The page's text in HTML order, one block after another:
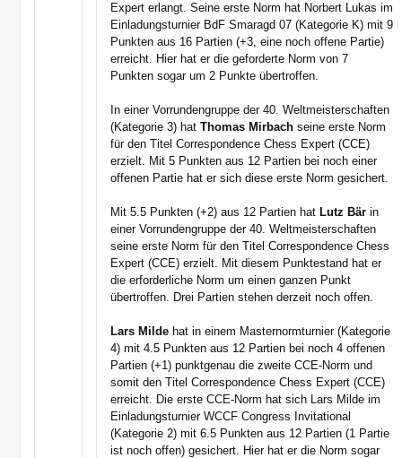
Expert erlangt. Seine erste Norm hat Norbert Lukas im
Einladungsturnier BdF Smaragd 07 (Kategorie K) mit 9
Punkten aus 16 Partien (+3, eine noch offene Partie)
erreicht. Hier hat er die geforderte Norm von 7
Punkten sogar um 2 Punkte übertroffen.
In einer Vorrundengruppe der 40. Weltmeisterschaften
(Kategorie 3) hatThomas Mirbach seine erste Norm
für den Titel Correspondence Chess Expert (CCE)
erzielt. Mit 5 Punkten aus 12 Partien bei noch einer
offenen Partie hat er sich diese erste Norm gesichert.
Mit 5.5 Punkten (+2) aus 12 Partien hat Lutz Bär in
einer Vorrundengruppe der 40. Weltmeisterschaften
seine erste Norm für den Titel Correspondence Chess
Expert (CCE) erzielt. Mit diesem Punktestand hat er
die erforderliche Norm um einen ganzen Punkt
übertroffen. Drei Partien stehen derzeit noch offen.
Lars Milde hat in einem Masternormturnier (Kategorie
4) mit 4.5 Punkten aus 12 Partien bei noch 4 offenen
Partien (+1) punktgenau die zweite CCE-Norm und
somit den Titel Correspondence Chess Expert (CCE)
erreicht. Die erste CCE-Norm hat sich Lars Milde im
Einladungsturnier WCCF Congress Invitational
(Kategorie 2) mit 6.5 Punkten aus 12 Partien (1 Partie
ist noch offen) gesichert. Hier hat er die Norm sogar